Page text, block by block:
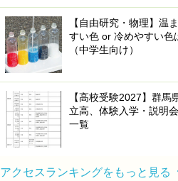
【自由研究・物理】温
すい色 or 冷めやすい色
（中学生向け）
【高校受験2027】群馬
立高、体験入学・説明
一覧
アクセスランキングをもっと見る